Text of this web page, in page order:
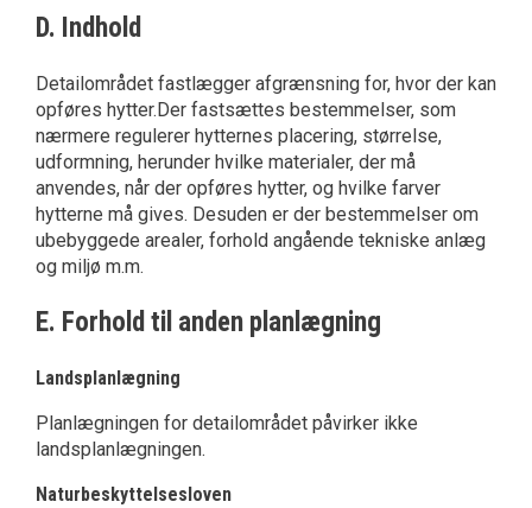
D. Indhold
Detailområdet fastlægger afgrænsning for, hvor der kan
opføres hytter.Der fastsættes bestemmelser, som
nærmere regulerer hytternes placering, størrelse,
udformning, herunder hvilke materialer, der må
anvendes, når der opføres hytter, og hvilke farver
hytterne må gives. Desuden er der bestemmelser om
ubebyggede arealer, forhold angående tekniske anlæg
og miljø m.m.
E. Forhold til anden planlægning
Landsplanlægning
Planlægningen for detailområdet påvirker ikke
landsplanlægningen.
Naturbeskyttelsesloven